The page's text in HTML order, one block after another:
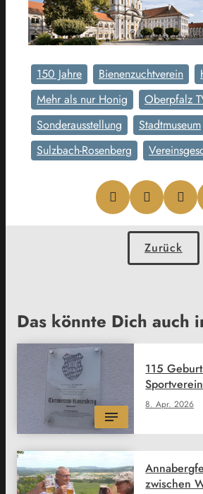
150 Jahre Bienenzuchtverein
Mehr als nur Honig
Oberpfalz
Sonderausstellung
Stadtmuseum
Sulzbach-Rosenberg
Zurück
Das könnte Dich auch
8. Apr. 2026
115
zwischen